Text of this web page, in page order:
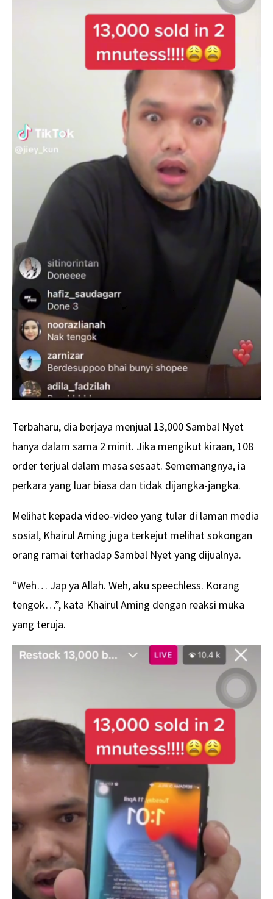
Terbaharu, dia berjaya menjual 13,000 Sambal Nyet
hanya dalam sama 2 minit. Jika mengikut kiraan, 108
order terjual dalam masa sesaat. Sememangnya, ia
perkara yang luar biasa dan tidak dijangka-jangka.
Melihat kepada video-video yang tular di laman media
sosial, Khairul Aming juga terkejut melihat sokongan
orang ramai terhadap Sambal Nyet yang dijualnya.
“Weh… Jap ya Allah. Weh, aku speechless. Korang
tengok…”, kata Khairul Aming dengan reaksi muka
yang teruja.